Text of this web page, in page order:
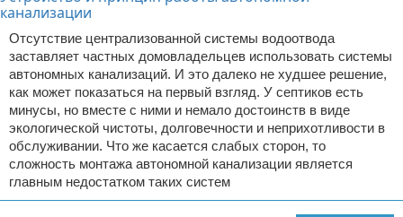
Отсутствие централизованной системы водоотвода
заставляет частных домовладельцев использовать системы
автономных канализаций. И это далеко не худшее решение,
как может показаться на первый взгляд. У септиков есть
минусы, но вместе с ними и немало достоинств в виде
экологической чистоты, долговечности и неприхотливости в
обслуживании. Что же касается слабых сторон, то
сложность монтажа автономной канализации является
главным недостатком таких систем